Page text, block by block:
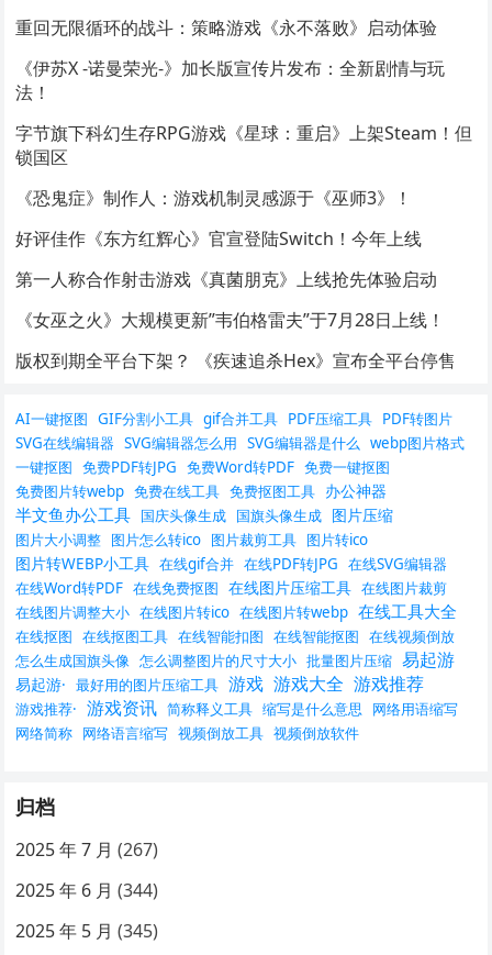
重回无限循环的战斗：策略游戏《永不落败》启动体验
《伊苏X -诺曼荣光-》加长版宣传片发布：全新剧情与玩
法！
字节旗下科幻生存RPG游戏《星球：重启》上架Steam！但
锁国区
《恐鬼症》制作人：游戏机制灵感源于《巫师3》！
好评佳作《东方红辉心》官宣登陆Switch！今年上线
第一人称合作射击游戏《真菌朋克》上线抢先体验启动
《女巫之火》大规模更新”韦伯格雷夫”于7月28日上线！
版权到期全平台下架？ 《疾速追杀Hex》宣布全平台停售
AI一键抠图 GIF分割小工具 gif合并工具 PDF压缩工具 PDF转图片
SVG在线编辑器 SVG编辑器怎么用 SVG编辑器是什么 webp图片格式
一键抠图 免费PDF转JPG 免费Word转PDF 免费一键抠图
免费图片转webp 免费在线工具 免费抠图工具 办公神器
半文鱼办公工具 国庆头像生成 国旗头像生成 图片压缩
图片大小调整 图片怎么转ico 图片裁剪工具 图片转ico
图片转WEBP小工具 在线gif合并 在线PDF转JPG 在线SVG编辑器
在线Word转PDF 在线免费抠图 在线图片压缩工具 在线图片裁剪
在线图片调整大小 在线图片转ico 在线图片转webp 在线工具大全
在线抠图 在线抠图工具 在线智能扣图 在线智能抠图 在线视频倒放
怎么生成国旗头像 怎么调整图片的尺寸大小 批量图片压缩 易起游
易起游· 最好用的图片压缩工具 游戏 游戏大全 游戏推荐
游戏推荐· 游戏资讯 简称释义工具 缩写是什么意思
网络用语缩写
网络简称 网络语言缩写 视频倒放工具 视频倒放软件
归档
2025 年 7 月 (267)
2025 年 6 月 (344)
2025 年 5 月 (345)